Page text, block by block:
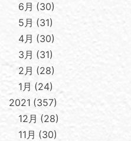
6月
30
5月
31
4月
30
3月
31
2月
28
1月
24
2021 357
12月
28
11月
30